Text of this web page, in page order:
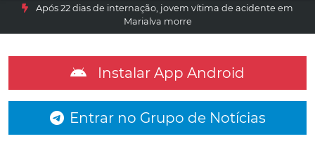
Após 22 dias de internação, jovem vítima de acidente em
Marialva morre
Instalar App Android
Entrar no Grupo de Notícias